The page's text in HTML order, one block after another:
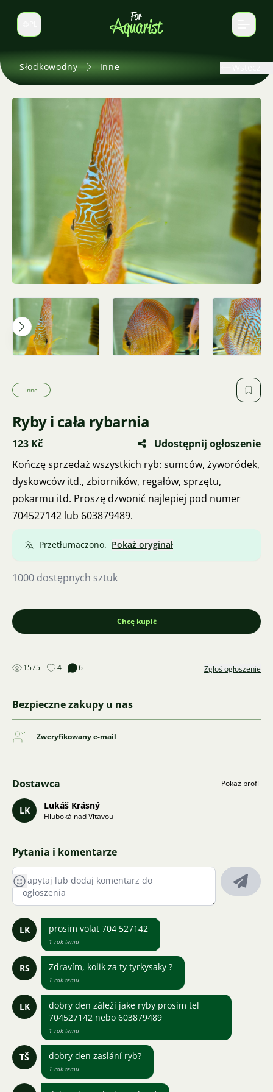
Zmień język
Słodkowodny Inne
Inne
Ryby i cała rybarnia
123 Kč
Udostępnij ogłoszenie
Kończę sprzedaż wszystkich ryb: sumców, żyworódek,
dyskowców itd., zbiorników, regałów, sprzętu,
pokarmu itd. Proszę dzwonić najlepiej pod numer
704527142 lub 603879489.
Przetłumaczono. Pokaż oryginał
1000 dostępnych sztuk
Chcę kupić
1575 4 6 Zgłoś ogłoszenie
Bezpieczne zakupy u nas
Zweryfikowany e-mail
Dostawca Pokaż profil
LK Lukáš Krásný
Hluboká nad Vltavou
Pytania i komentarze
LK prosim volat 704 527142
1 rok temu
RS Zdravím, kolik za ty tyrkysaky ?
1 rok temu
LK
dobry den záleží jake ryby prosim tel
704527142 nebo 603879489
1 rok temu
TŠ dobry den zaslání ryb?
1 rok temu